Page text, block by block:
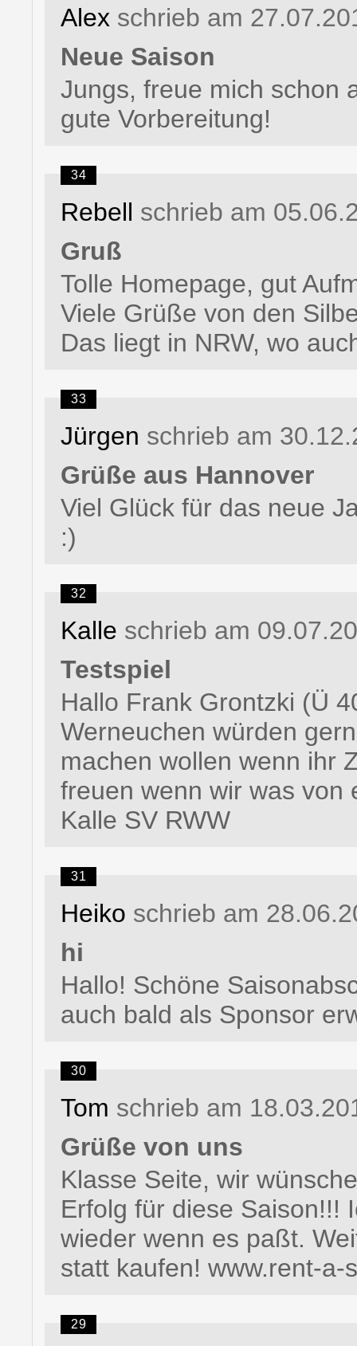
Alex schrieb am
Neue Saison
Jungs, freue mich schon
gute Vorbereitung!
34
Rebell schrieb am
Gruß
Tolle Homepage, gut
Viele Grüße von den
Das liegt in NRW, wo
33
Jürgen schrieb am
Grüße aus Hannover
Viel Glück für das neue
:)
32
Kalle schrieb am
Testspiel
Hallo Frank Grontzki (Ü
Werneuchen würden
machen wollen wenn ihr
freuen wenn wir was von
Kalle SV RWW
31
Heiko schrieb am
hi
Hallo! Schöne
auch bald als Sponsor
30
Tom schrieb am
Grüße von uns
Klasse Seite, wir
Erfolg für diese Saison!!!
wieder wenn es paßt.
statt kaufen! www.rent-a-
29